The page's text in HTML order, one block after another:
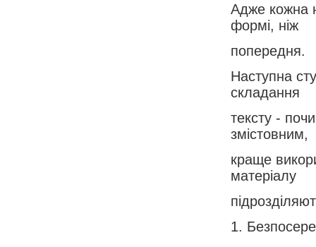
Адже кожна
формі, ніж
попередня.
Наступна
складання
тексту -
змістовним,
краще
матеріалу
1.